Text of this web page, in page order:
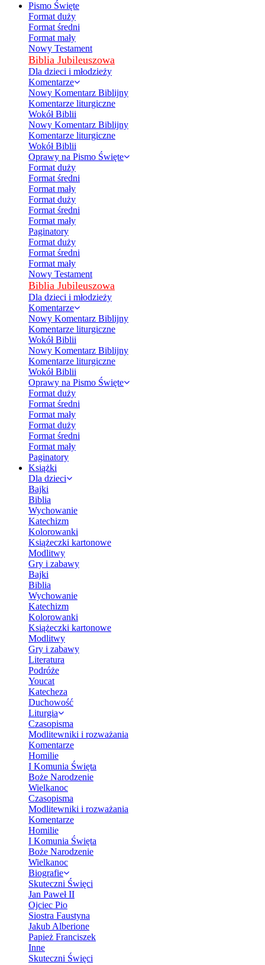
Pismo Święte
Format duży
Format średni
Format mały
Nowy Testament
Biblia Jubileuszowa
Dla dzieci i młodzieży
Komentarze
Nowy Komentarz Biblijny
Komentarze liturgiczne
Wokół Biblii
Nowy Komentarz Biblijny
Komentarze liturgiczne
Wokół Biblii
Oprawy na Pismo Święte
Format duży
Format średni
Format mały
Format duży
Format średni
Format mały
Paginatory
Format duży
Format średni
Format mały
Nowy Testament
Biblia Jubileuszowa
Dla dzieci i młodzieży
Komentarze
Nowy Komentarz Biblijny
Komentarze liturgiczne
Wokół Biblii
Nowy Komentarz Biblijny
Komentarze liturgiczne
Wokół Biblii
Oprawy na Pismo Święte
Format duży
Format średni
Format mały
Format duży
Format średni
Format mały
Paginatory
Książki
Dla dzieci
Bajki
Biblia
Wychowanie
Katechizm
Kolorowanki
Książeczki kartonowe
Modlitwy
Gry i zabawy
Bajki
Biblia
Wychowanie
Katechizm
Kolorowanki
Książeczki kartonowe
Modlitwy
Gry i zabawy
Literatura
Podróże
Youcat
Katecheza
Duchowość
Liturgia
Czasopisma
Modlitewniki i rozważania
Komentarze
Homilie
I Komunia Święta
Boże Narodzenie
Wielkanoc
Czasopisma
Modlitewniki i rozważania
Komentarze
Homilie
I Komunia Święta
Boże Narodzenie
Wielkanoc
Biografie
Skuteczni Święci
Jan Paweł II
Ojciec Pio
Siostra Faustyna
Jakub Alberione
Papież Franciszek
Inne
Skuteczni Święci